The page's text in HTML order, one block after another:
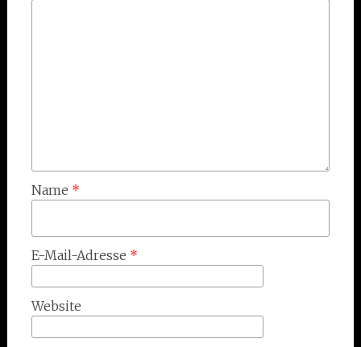
Name *
E-Mail-Adresse *
Website